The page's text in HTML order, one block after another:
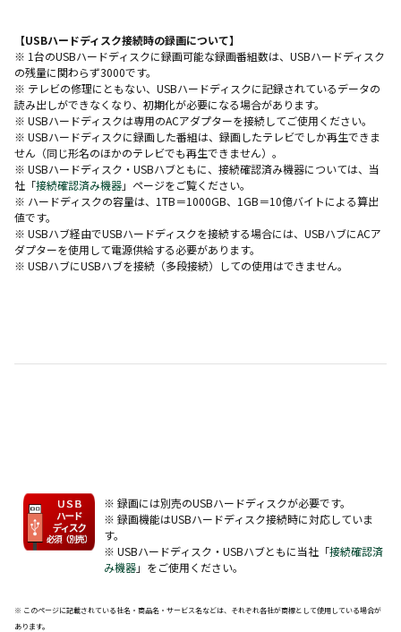
【USBハードディスク接続時の録画について】
※ 1台のUSBハードディスクに録画可能な録画番組数は、USBハードディスク
の残量に関わらず3000です。
※ テレビの修理にともない、USBハードディスクに記録されているデータの
読み出しができなくなり、初期化が必要になる場合があります。
※ USBハードディスクは専用のACアダプターを接続してご使用ください。
※ USBハードディスクに録画した番組は、録画したテレビでしか再生できま
せん（同じ形名のほかのテレビでも再生できません）。
※ USBハードディスク・USBハブともに、接続確認済み機器については、当
社「接続確認済み機器」ページをご覧ください。
※ ハードディスクの容量は、1TB＝1000GB、1GB＝10億バイトによる算出
値です。
※ USBハブ経由でUSBハードディスクを接続する場合には、USBハブにACア
ダプターを使用して電源供給する必要があります。
※ USBハブにUSBハブを接続（多段接続）しての使用はできません。
※ 録画には別売のUSBハードディスクが必要です。
※ 録画機能はUSBハードディスク接続時に対応していま
す。
※ USBハードディスク・USBハブともに当社「接続確認済
み機器」をご使用ください。
※ このページに記載されている社名・商品名・サービス名などは、それぞれ各社が商標として使用している場合が
あります。